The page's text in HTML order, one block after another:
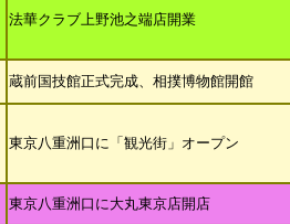
法華クラブ上野池之端店開業
蔵前国技館正式完成、相撲博物館開館
東京八重洲口に「観光街」オープン
東京八重洲口に大丸東京店開店